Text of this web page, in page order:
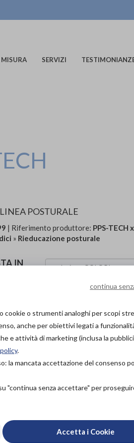
MISURA SERVIZI
POSTURALE
| Riferimento produttore: PPS-TECH x
» Rieducazione posturale
IN
continua
cookie o strumenti analoghi per scopi
anche per obiettivi legati a
e attività di marketing (inclusa la
.
la mancata accettazione del consenso
"continua senza accettare" per
Accetta i Cookie